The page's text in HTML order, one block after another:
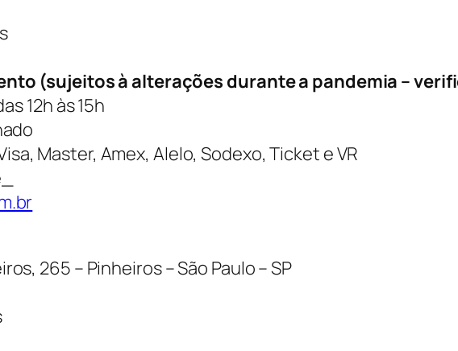
(sujeitos à alterações durante a pandemia –
12h às 15h
Master, Amex, Alelo, Sodexo, Ticket e VR
265 – Pinheiros – São Paulo – SP